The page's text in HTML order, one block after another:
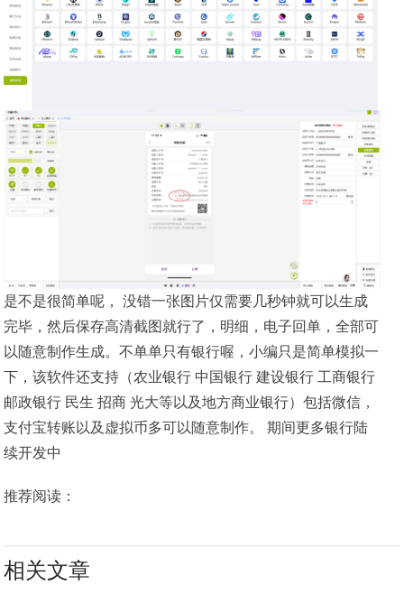
是不是很简单呢， 没错一张图片仅需要几秒钟就可以生成
完毕，然后保存高清截图就行了，明细，电子回单，全部可
以随意制作生成。不单单只有银行喔，小编只是简单模拟一
下，该软件还支持（农业银行 中国银行 建设银行 工商银行
邮政银行 民生 招商 光大等以及地方商业银行）包括微信，
支付宝转账以及虚拟币多可以随意制作。 期间更多银行陆
续开发中
推荐阅读：
相关文章